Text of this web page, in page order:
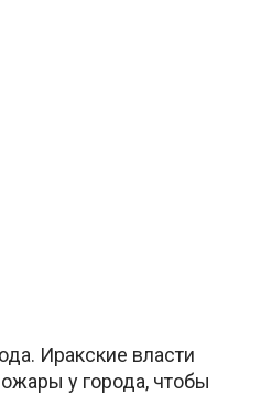
Иракские власти
у города, чтобы